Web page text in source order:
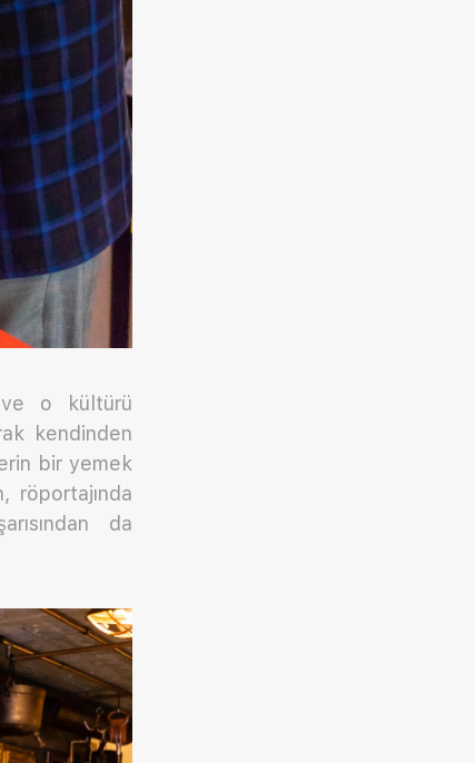
ve o kültürü
kendinden
bir yemek
röportajında
da